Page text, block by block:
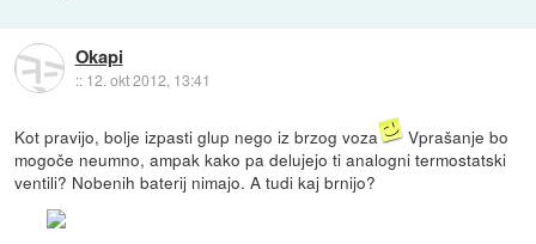
Okapi
:: 12. okt 2012, 13:41
Kot pravijo, bolje izpasti glup nego iz brzog voza
Vprašanje bo
mogoče neumno, ampak kako pa delujejo ti analogni termostatski
ventili? Nobenih baterij nimajo. A tudi kaj brnijo?